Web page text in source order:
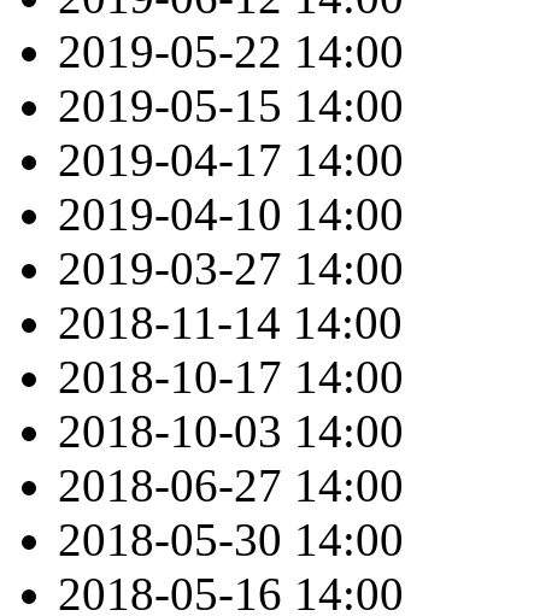
2019-05-22 14:00
2019-05-15 14:00
2019-04-17 14:00
2019-04-10 14:00
2019-03-27 14:00
2018-11-14 14:00
2018-10-17 14:00
2018-10-03 14:00
2018-06-27 14:00
2018-05-30 14:00
2018-05-16 14:00